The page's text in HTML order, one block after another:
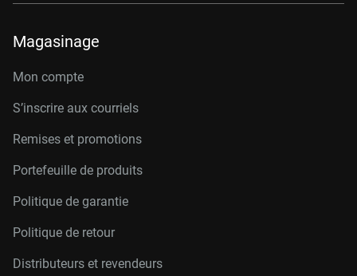
Magasinage
Mon compte
S’inscrire aux courriels
Remises et promotions
Portefeuille de produits
Politique de garantie
Politique de retour
Distributeurs et revendeurs